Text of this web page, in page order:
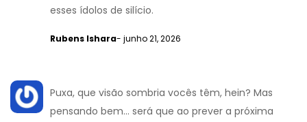
esses ídolos de silício.
Rubens Ishara- junho 21, 2026
Puxa, que visão sombria vocês têm, hein? Mas
pensando bem... será que ao prever a próxima